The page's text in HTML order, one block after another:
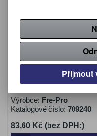
FrePro univerzální vůně
Hang Tag - mango
Výrobce: Fre-Pro
Katalogové číslo: 709240
83,60 Kč (bez DPH:)
Přijmout